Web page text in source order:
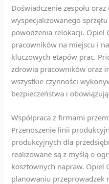
Doświadczenie zespołu
wyspecjalizowanego
powodzenia relokacji. Opiel
pracowników na miejscu i
kluczowych etapów prac.
zdrowia pracowników oraz
wszystkie czynności
bezpieczeństwa i
Współpraca z firmami
Przenoszenie linii
produkcyjnych dla
realizowane są z myślą o
kosztownych napraw. Opiel
planowaniu przeprowadzek